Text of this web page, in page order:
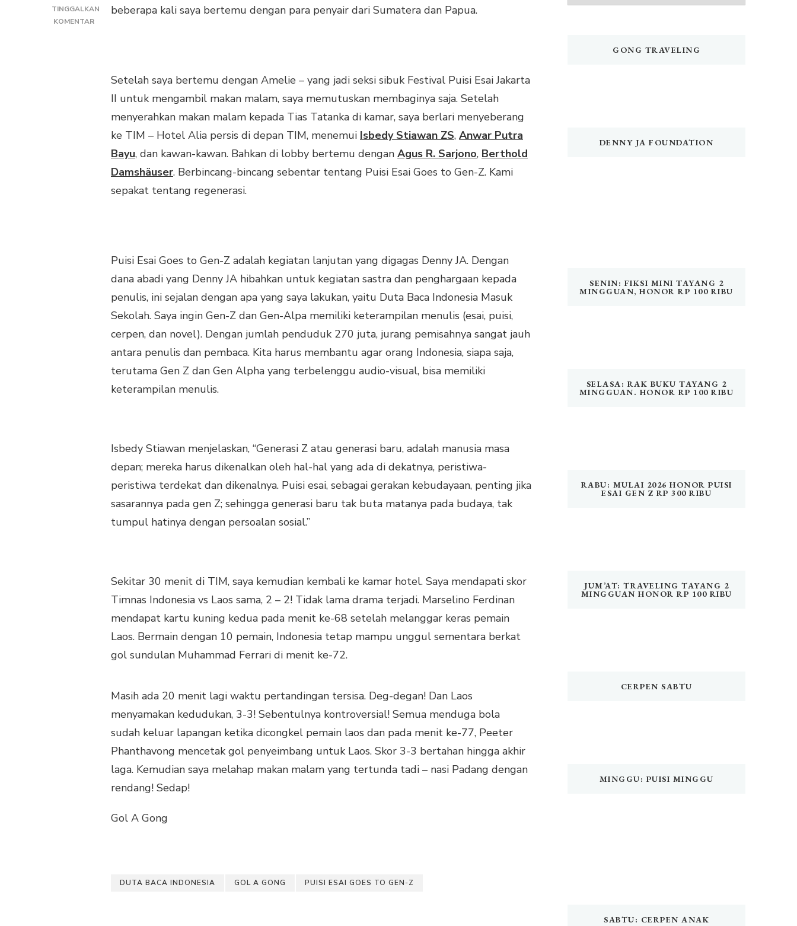
TINGGALKAN
KOMENTARPADA
PUISI
TAMAN
ISMAIL
NONTON
PIALA
beberapa kali saya bertemu dengan para penyair dari Sumatera dan Papua.
Setelah saya bertemu dengan Amelie – yang jadi seksi sibuk Festival Puisi Esai Jakarta
II untuk mengambil makan malam, saya memutuskan membaginya saja. Setelah
menyerahkan makan malam kepada Tias Tatanka di kamar, saya berlari menyeberang
ke TIM – Hotel Alia persis di depan TIM, menemui Isbedy Stiawan ZS, Anwar Putra
Bayu, dan kawan-kawan. Bahkan di lobby bertemu dengan Agus R. Sarjono, Berthold
Damshäuser. Berbincang-bincang sebentar tentang Puisi Esai Goes to Gen-Z. Kami
sepakat tentang regenerasi.
Puisi Esai Goes to Gen-Z adalah kegiatan lanjutan yang digagas Denny JA. Dengan
dana abadi yang Denny JA hibahkan untuk kegiatan sastra dan penghargaan kepada
penulis, ini sejalan dengan apa yang saya lakukan, yaitu Duta Baca Indonesia Masuk
Sekolah. Saya ingin Gen-Z dan Gen-Alpa memiliki keterampilan menulis (esai, puisi,
cerpen, dan novel). Dengan jumlah penduduk 270 juta, jurang pemisahnya sangat jauh
antara penulis dan pembaca. Kita harus membantu agar orang Indonesia, siapa saja,
terutama Gen Z dan Gen Alpha yang terbelenggu audio-visual, bisa memiliki
keterampilan menulis.
Isbedy Stiawan menjelaskan, “Generasi Z atau generasi baru, adalah manusia masa
depan; mereka harus dikenalkan oleh hal-hal yang ada di dekatnya, peristiwa-
peristiwa terdekat dan dikenalnya. Puisi esai, sebagai gerakan kebudayaan, penting jika
sasarannya pada gen Z; sehingga generasi baru tak buta matanya pada budaya, tak
tumpul hatinya dengan persoalan sosial.”
Sekitar 30 menit di TIM, saya kemudian kembali ke kamar hotel. Saya mendapati skor
Timnas Indonesia vs Laos sama, 2 – 2! Tidak lama drama terjadi. Marselino Ferdinan
mendapat kartu kuning kedua pada menit ke-68 setelah melanggar keras pemain
Laos. Bermain dengan 10 pemain, Indonesia tetap mampu unggul sementara berkat
gol sundulan Muhammad Ferrari di menit ke-72.
Masih ada 20 menit lagi waktu pertandingan tersisa. Deg-degan! Dan Laos
menyamakan kedudukan, 3-3! Sebentulnya kontroversial! Semua menduga bola
sudah keluar lapangan ketika dicongkel pemain laos dan pada menit ke-77, Peeter
Phanthavong mencetak gol penyeimbang untuk Laos. Skor 3-3 bertahan hingga akhir
laga. Kemudian saya melahap makan malam yang tertunda tadi – nasi Padang dengan
rendang! Sedap!
Gol A Gong
DUTA BACA INDONESIA GOL A GONG PUISI ESAI GOES TO GEN-Z
GONG TRAVELING
DENNY JA FOUNDATION
SENIN: FIKSI MINI TAYANG 2
MINGGUAN, HONOR RP 100 RIBU
SELASA: RAK BUKU TAYANG 2
MINGGUAN. HONOR RP 100 RIBU
RABU: MULAI 2026 HONOR PUISI
ESAI GEN Z RP 300 RIBU
JUM’AT: TRAVELING TAYANG 2
MINGGUAN HONOR RP 100 RIBU
CERPEN SABTU
MINGGU: PUISI MINGGU
SABTU: CERPEN ANAK